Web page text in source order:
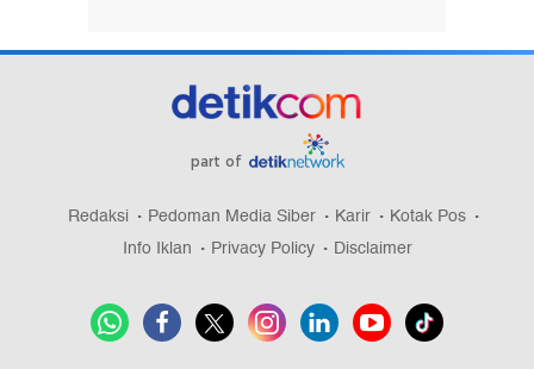
part of
Redaksi Pedoman Media Siber Karir
Kotak Pos
Info Iklan
Privacy Policy Disclaimer